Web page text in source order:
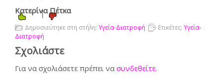
Κατερίνα Πέτκα
1
Δημοσιεύτηκε στη στήλη: Υγεία-Διατροφή Ετικέτες: Υγεία-
Διατροφή
Σχολιάστε
Για να σχολιάσετε πρέπει να συνδεθείτε.